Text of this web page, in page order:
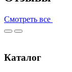
Смотреть все
Каталог